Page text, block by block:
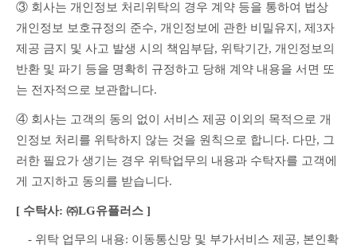
③ 회사는 개인정보 처리위탁의 경우 계약 등을 통하여 법상
개인정보 보호규정의 준수, 개인정보에 관한 비밀유지, 제3자
제공 금지 및 사고 발생 시의 책임부담, 위탁기간, 개인정보의
반환 및 파기 등을 명확히 규정하고 당해 계약 내용을 서면 또
는 전자적으로 보관합니다.
④ 회사는 고객의 동의 없이 서비스 제공 이외의 목적으로 개
인정보 처리를 위탁하지 않는 것을 원칙으로 합니다. 다만, 그
러한 필요가 생기는 경우 위탁업무의 내용과 수탁자를 고객에
게 고지하고 동의를 받습니다.
[ 수탁사: ㈜LG유플러스 ]
- 위탁 업무의 내용: 이동통신망 및 부가서비스 제공, 본인확